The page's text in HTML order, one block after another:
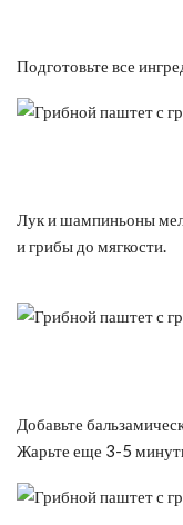
Подготовьте все
Лук и шампиньоны
и грибы до мягкости.
Добавьте
Жарьте еще 3-5